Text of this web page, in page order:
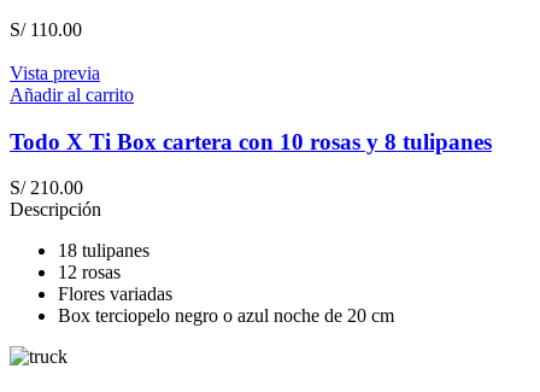
S/110.00
Vista previa
Añadir al carrito
Todo X Ti Box cartera con 10 rosas y 8 tulipanes
S/210.00
Descripción
18 tulipanes
12 rosas
Flores variadas
Box terciopelo negro o azul noche de 20 cm